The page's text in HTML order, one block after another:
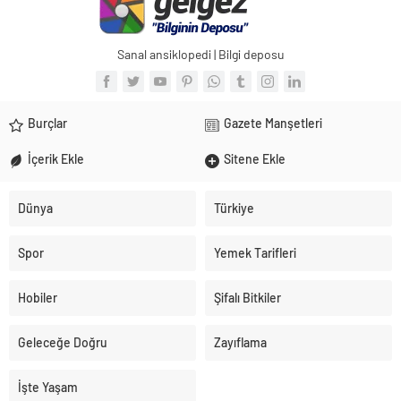
Sanal ansiklopedi | Bilgi deposu
Burçlar Gazete Manşetleri
İçerik Ekle Sitene Ekle
Dünya Türkiye
Spor Yemek Tarifleri
Hobiler Şifalı Bitkiler
Geleceğe Doğru Zayıflama
İşte Yaşam